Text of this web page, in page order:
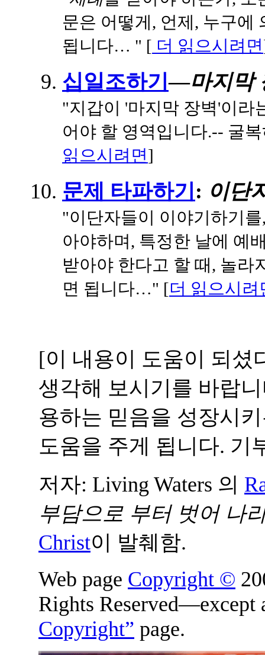
문은 어떻게, 언제, 누구에
됩니다… " [ 더 읽으시려면
십일조하기—마지막
"지갑이 '마지막 장벽'이라
어야 할 영역입니다.-- 굴
읽으시려면]
문제 타파하기: 이단
"이단자들이 이야기하기
아야하며, 특정한 날에 예
받아야 한다고 할 때, 놀라
면 됩니다…" [더 읽으시려
[이 내용이 도움이 되
생각해 보시기를 바랍
용하는 믿음을 성장시
도움을 주게 됩니다. 기
저자: Living Waters 의
부담으로 부터 벗어 나
Christ이 발췌함.
Web page Copyright ©
Rights Reserved—except
Copyright” page.